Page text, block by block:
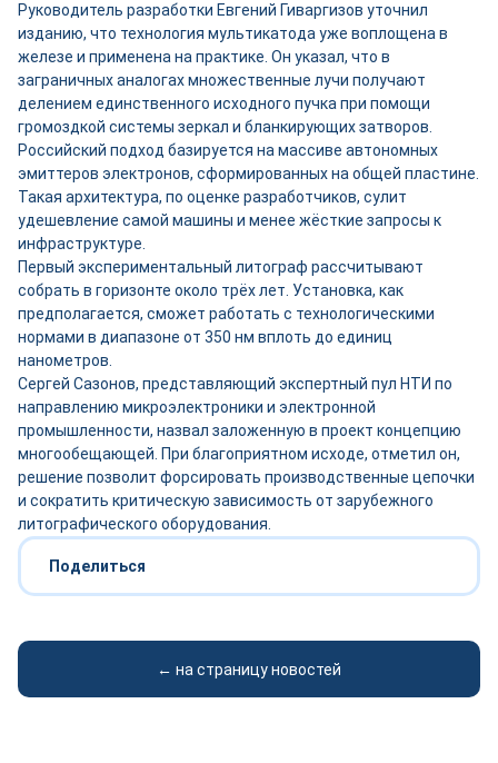
Руководитель разработки Евгений Гиваргизов уточнил
изданию, что технология мультикатода уже воплощена в
железе и применена на практике. Он указал, что в
заграничных аналогах множественные лучи получают
делением единственного исходного пучка при помощи
громоздкой системы зеркал и бланкирующих затворов.
Российский подход базируется на массиве автономных
эмиттеров электронов, сформированных на общей пластине.
Такая архитектура, по оценке разработчиков, сулит
удешевление самой машины и менее жёсткие запросы к
инфраструктуре.
Первый экспериментальный литограф рассчитывают
собрать в горизонте около трёх лет. Установка, как
предполагается, сможет работать с технологическими
нормами в диапазоне от 350 нм вплоть до единиц
нанометров.
Сергей Сазонов, представляющий экспертный пул НТИ по
направлению микроэлектроники и электронной
промышленности, назвал заложенную в проект концепцию
многообещающей. При благоприятном исходе, отметил он,
решение позволит форсировать производственные цепочки
и сократить критическую зависимость от зарубежного
литографического оборудования.
Поделиться
← на страницу новостей